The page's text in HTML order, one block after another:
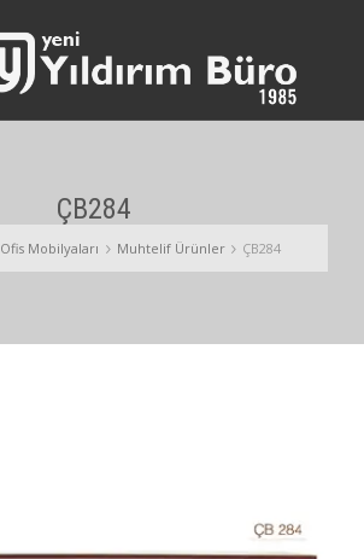
ÇB284
Ofis Mobilyaları Muhtelif Ürünler ÇB284